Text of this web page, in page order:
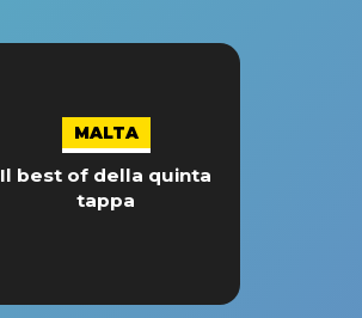
MALTA
Il best of della quinta
tappa